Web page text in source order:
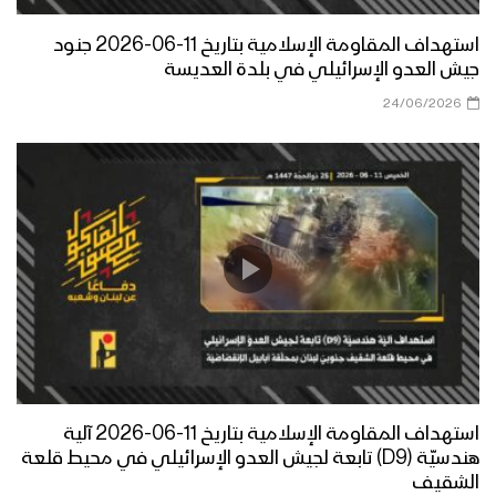
استهداف المقاومة الإسلامية بتاريخ 11-06-2026 جنود
جيش العدو الإسرائيلي في بلدة العديسة
24/06/2026
استهداف المقاومة الإسلامية بتاريخ 11-06-2026 آلية
هندسيّة (D9) تابعة لجيش العدو الإسرائيلي في محيط قلعة
الشقيف